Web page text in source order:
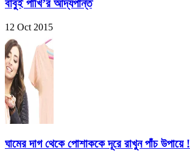
বাবুই পাখি’র আদ্যপান্ত
12 Oct 2015
ঘামের দাগ থেকে পোশাককে দূরে রাখুন পাঁচ উপায়ে !